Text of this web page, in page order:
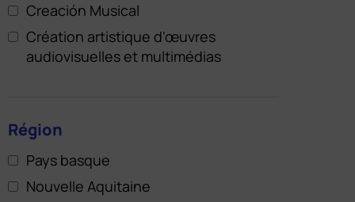
Creación Musical
Création artistique d'œuvres
audiovisuelles et multimédias
Région
Pays basque
Nouvelle Aquitaine